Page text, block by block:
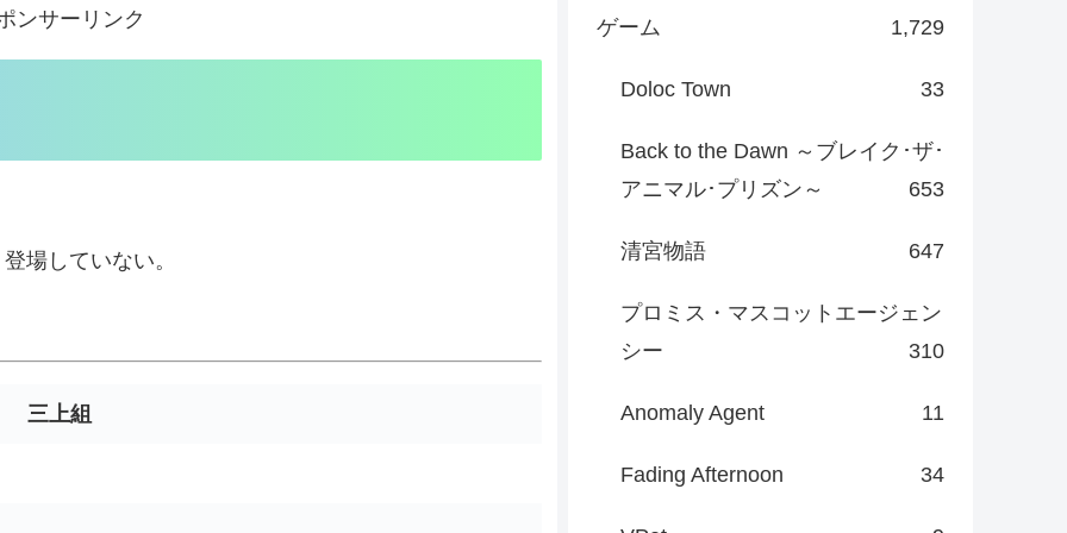
ンサーリンク
場していない。
三上組
ゲーム 1,729
Doloc Town 33
Back to the Dawn ～ブレイク･ザ･
アニマル･プリズン～
653
清宮物語 647
プロミス・マスコットエージェン
シー
310
Anomaly Agent 11
Fading Afternoon 34